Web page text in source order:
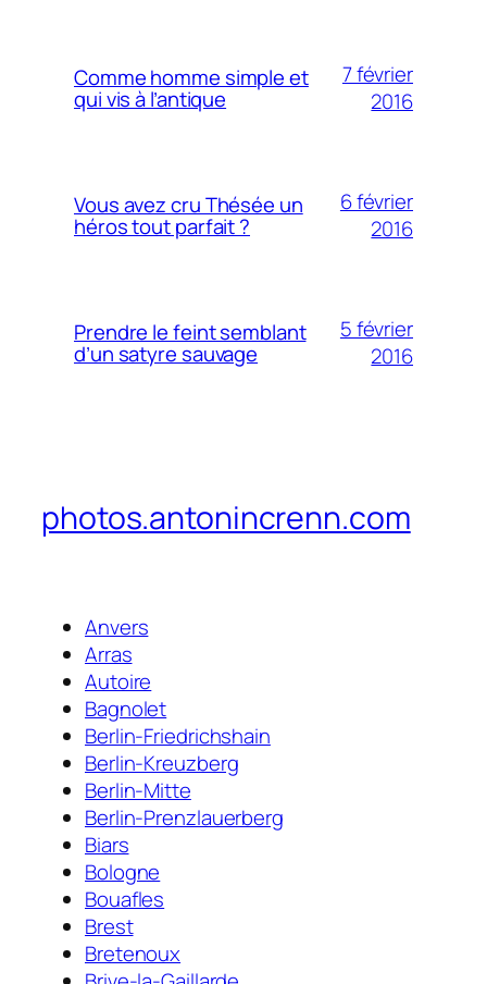
Comme homme simple et
qui vis à l’antique
7 février
2016
Vous avez cru Thésée un
héros tout parfait ?
6 février
2016
Prendre le feint semblant
d’un satyre sauvage
5 février
2016
photos.antonincrenn.com
Anvers
Arras
Autoire
Bagnolet
Berlin-Friedrichshain
Berlin-Kreuzberg
Berlin-Mitte
Berlin-Prenzlauerberg
Biars
Bologne
Bouafles
Brest
Bretenoux